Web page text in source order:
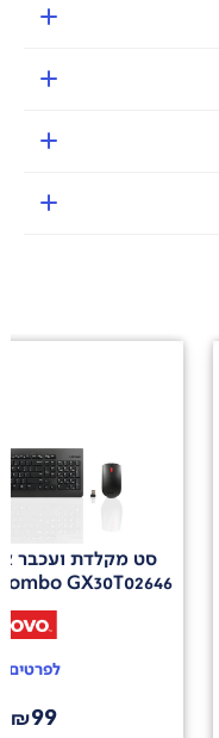
סט מקלדת ועכבר
GX30T02646
לפרטים
99
₪